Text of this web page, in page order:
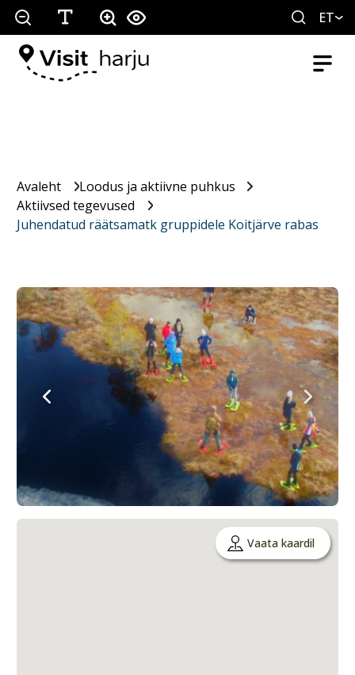
ET
Avaleht
Loodus ja aktiivne puhkus
Aktiivsed tegevused
Juhendatud räätsamatk gruppidele Koitjärve rabas
Vaata kaardil